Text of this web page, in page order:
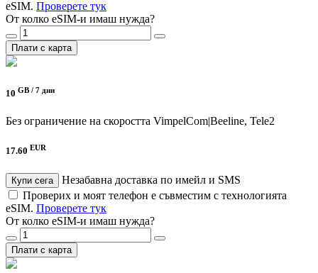
eSIM. Проверете тук
От колко eSIM-и имаш нужда?
Плати с карта
10 GB / 7 дни
Без ограничение на скоростта VimpelCom|Beeline, Tele2
17.60 EUR
Купи сега
Незабавна доставка по имейл и SMS
Проверих и моят телефон е съвместим с технологията
eSIM. Проверете тук
От колко eSIM-и имаш нужда?
Плати с карта